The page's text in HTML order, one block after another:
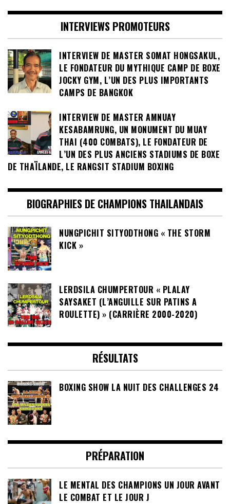
INTERVIEWS PROMOTEURS
INTERVIEW DE MASTER SOMAT HONGSAKUL,
LE FONDATEUR DU MYTHIQUE CAMP DE BOXE
JOCKY GYM, L’UN DES PLUS IMPORTANTS
CAMPS DE BANGKOK
INTERVIEW DE MASTER AMNUAY
KESABAMRUNG, UN MONUMENT DU MUAY
THAI (400 COMBATS), LE FONDATEUR DE
L’UN DES PLUS ANCIENS STADIUMS DE BOXE
DE THAÏLANDE, LE RANGSIT STADIUM BOXING
BIOGRAPHIES DE CHAMPIONS THAILANDAIS
NUNGPICHIT SITYODTHONG « THE STORM
KICK »
LERDSILA CHUMPERTOUR « PLALAY
SAYSAKET (L’ANGUILLE SUR PATINS A
ROULETTE) » (CARRIÈRE 2000-2020)
RÉSULTATS
BOXING SHOW LA NUIT DES CHALLENGES 24
PRÉPARATION
LE MENTAL DES CHAMPIONS UN JOUR AVANT
LE COMBAT ET LE JOUR J